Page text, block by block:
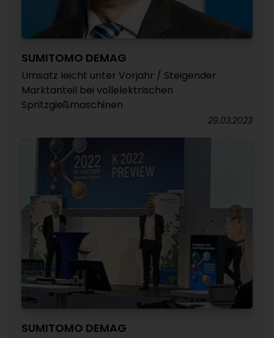
SUMITOMO DEMAG
Umsatz leicht unter Vorjahr / Steigender
Marktanteil bei vollelektrischen
Spritzgießmaschinen
29.03.2023
SUMITOMO DEMAG